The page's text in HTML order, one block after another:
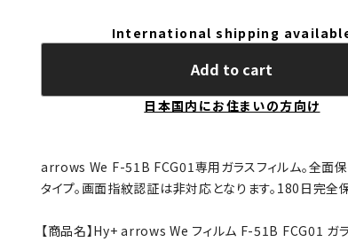
International shipping
Add to cart
日本国内にお住まいの方向け
arrows We F-51B FCG01専用ガラスフィルム。全面保
タイプ。画面指紋認証は非対応となります。180日完全
【商品名】Hy+ arrows We フィルム F-51B FCG01 ガ